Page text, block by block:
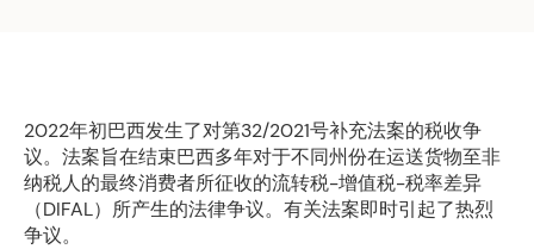
2022年初巴西发生了对第32/2021号补充法案的税收争
议。法案旨在结束巴西多年对于不同州份在运送货物至非
纳税人的最终消费者所征收的流转税-增值税-税率差异
（DIFAL）所产生的法律争议。有关法案即时引起了热烈
争议。